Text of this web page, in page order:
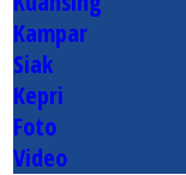
Kampar
Siak
Kepri
Foto
Video